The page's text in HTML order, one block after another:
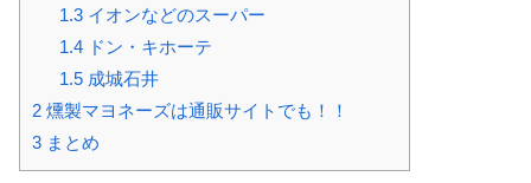
1.3イオンなどのスーパー
1.4ドン・キホーテ
1.5成城石井
2 燻製マヨネーズは通販サイトでも！！
3 まとめ